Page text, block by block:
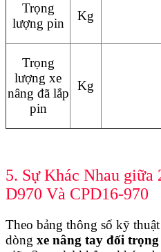
Trọng
lượng pin
Kg
Trọng
lượng xe
nâng đã lắp
pin
Kg
5. Sự Khác Nhau giữa
D970 Và CPD16-970
Theo bảng thông số kỹ
dòng xe nâng tay đối